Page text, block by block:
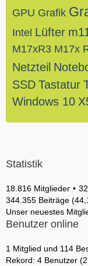
GPU Grafik
Intel Lüfter
M17xR3 M17x
Netzteil
SSD Tastatur
Windows 10
Statistik
18.816 Mitglieder
344.355 Beiträge
Unser neuestes
Benutzer online
1 Mitglied und 114
Rekord: 4 Benutzer (